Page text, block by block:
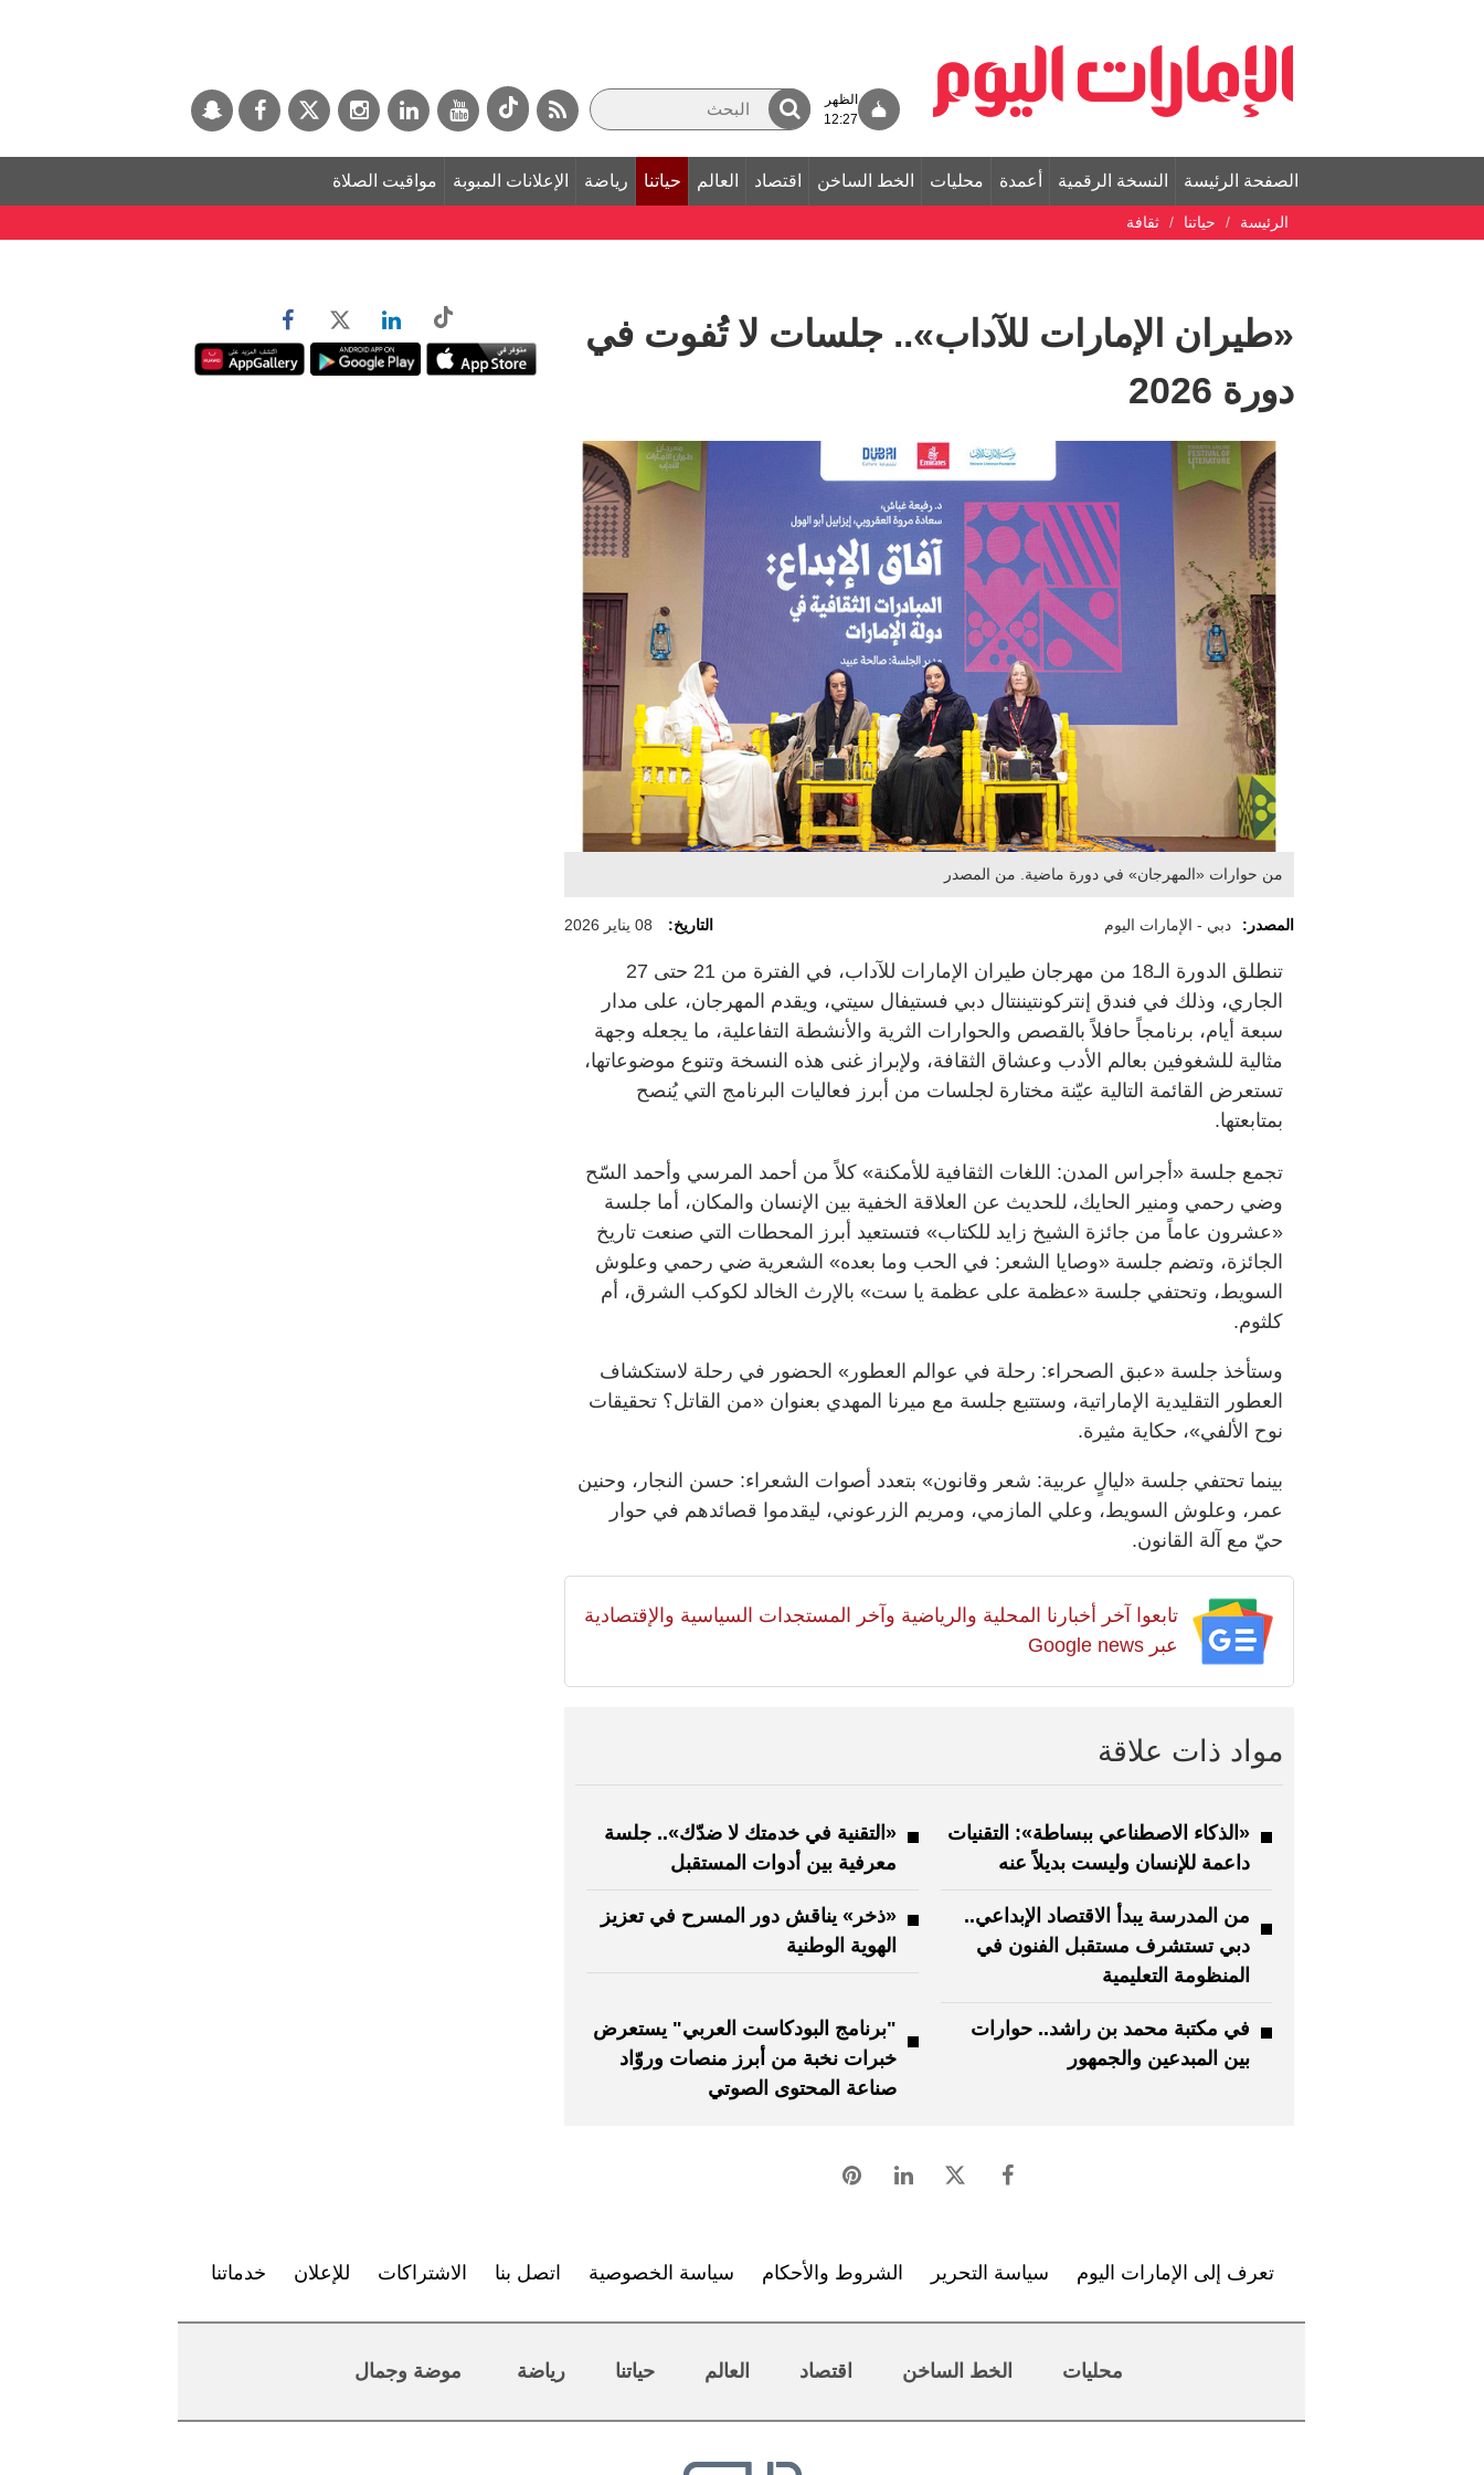
الظهر
12:27
الصفحة الرئيسة النسخة الرقمية أعمدة محليات الخط الساخن اقتصاد العالم حياتنا رياضة الإعلانات المبوبة مواقيت الصلاة
الرئيسة حياتنا ثقافة
«طيران الإمارات للآداب».. جلسات لا تُفوت في
دورة 2026
من حوارات «المهرجان» في دورة ماضية. من المصدر
المصدر: دبي - الإمارات اليوم التاريخ: 08 يناير 2026
تنطلق الدورة الـ18 من مهرجان طيران الإمارات للآداب، في الفترة من 21 حتى 27
الجاري، وذلك في فندق إنتركونتيننتال دبي فستيفال سيتي، ويقدم المهرجان، على مدار
سبعة أيام، برنامجاً حافلاً بالقصص والحوارات الثرية والأنشطة التفاعلية، ما يجعله وجهة
مثالية للشغوفين بعالم الأدب وعشاق الثقافة، ولإبراز غنى هذه النسخة وتنوع موضوعاتها،
تستعرض القائمة التالية عيّنة مختارة لجلسات من أبرز فعاليات البرنامج التي يُنصح
بمتابعتها.
تجمع جلسة «أجراس المدن: اللغات الثقافية للأمكنة» كلاً من أحمد المرسي وأحمد السّح
وضي رحمي ومنير الحايك، للحديث عن العلاقة الخفية بين الإنسان والمكان، أما جلسة
«عشرون عاماً من جائزة الشيخ زايد للكتاب» فتستعيد أبرز المحطات التي صنعت تاريخ
الجائزة، وتضم جلسة «وصايا الشعر: في الحب وما بعده» الشعرية ضي رحمي وعلوش
السويط، وتحتفي جلسة «عظمة على عظمة يا ست» بالإرث الخالد لكوكب الشرق، أم
كلثوم.
وستأخذ جلسة «عبق الصحراء: رحلة في عوالم العطور» الحضور في رحلة لاستكشاف
العطور التقليدية الإماراتية، وستتبع جلسة مع ميرنا المهدي بعنوان «من القاتل؟ تحقيقات
نوح الألفي»، حكاية مثيرة.
بينما تحتفي جلسة «ليالٍ عربية: شعر وقانون» بتعدد أصوات الشعراء: حسن النجار، وحنين
عمر، وعلوش السويط، وعلي المازمي، ومريم الزرعوني، ليقدموا قصائدهم في حوار
حيّ مع آلة القانون.
تابعوا آخر أخبارنا المحلية والرياضية وآخر المستجدات السياسية والإقتصادية
عبر Google news
مواد ذات علاقة
«الذكاء الاصطناعي ببساطة»: التقنيات
داعمة للإنسان وليست بديلاً عنه
«التقنية في خدمتك لا ضدّك».. جلسة
معرفية بين أدوات المستقبل
من المدرسة يبدأ الاقتصاد الإبداعي..
دبي تستشرف مستقبل الفنون في
المنظومة التعليمية
«ذخر» يناقش دور المسرح في تعزيز
الهوية الوطنية
في مكتبة محمد بن راشد.. حوارات
بين المبدعين والجمهور
"برنامج البودكاست العربي" يستعرض
خبرات نخبة من أبرز منصات وروّاد
صناعة المحتوى الصوتي
تعرف إلى الإمارات اليوم سياسة التحرير الشروط والأحكام سياسة الخصوصية اتصل بنا الاشتراكات للإعلان خدماتنا
محليات الخط الساخن اقتصاد العالم حياتنا رياضة موضة وجمال